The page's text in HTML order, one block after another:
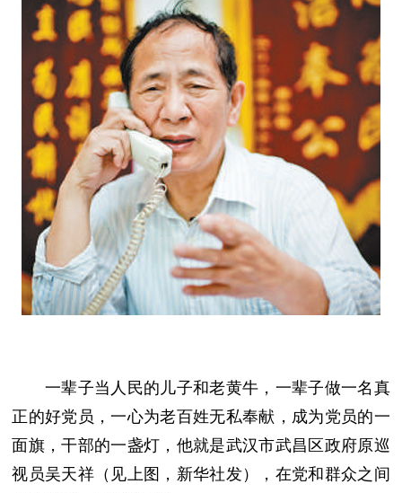
一辈子当人民的儿子和老黄牛，一辈子做一名真
正的好党员，一心为老百姓无私奉献，成为党员的一
面旗，干部的一盏灯，他就是武汉市武昌区政府原巡
视员吴天祥（见上图，新华社发），在党和群众之间